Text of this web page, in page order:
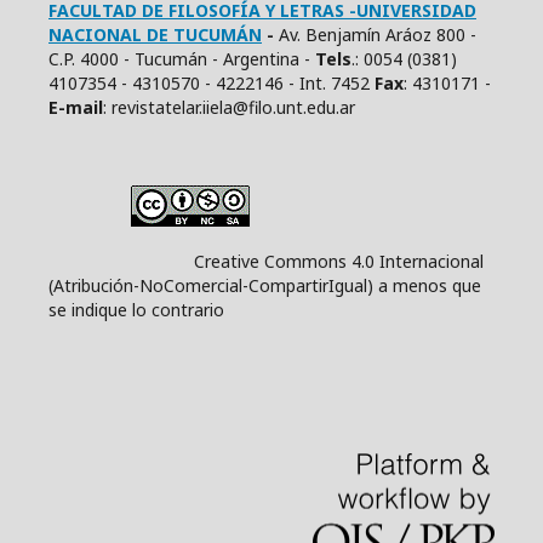
FACULTAD DE FILOSOFÍA Y LETRAS -UNIVERSIDAD
NACIONAL DE TUCUMÁN - Av. Benjamín Aráoz 800 -
C.P. 4000 - Tucumán - Argentina - Tels.: 0054 (0381)
4107354 - 4310570 - 4222146 - Int. 7452 Fax: 4310171 -
E-mail: revistatelar.iiela@filo.unt.edu.ar
Creative Commons 4.0 Internacional
(Atribución-NoComercial-CompartirIgual) a menos que
se indique lo contrario